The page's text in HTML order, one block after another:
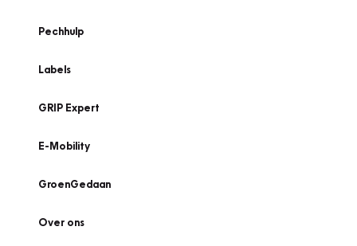
Pechhulp
Labels
GRIP Expert
E-Mobility
GroenGedaan
Over ons